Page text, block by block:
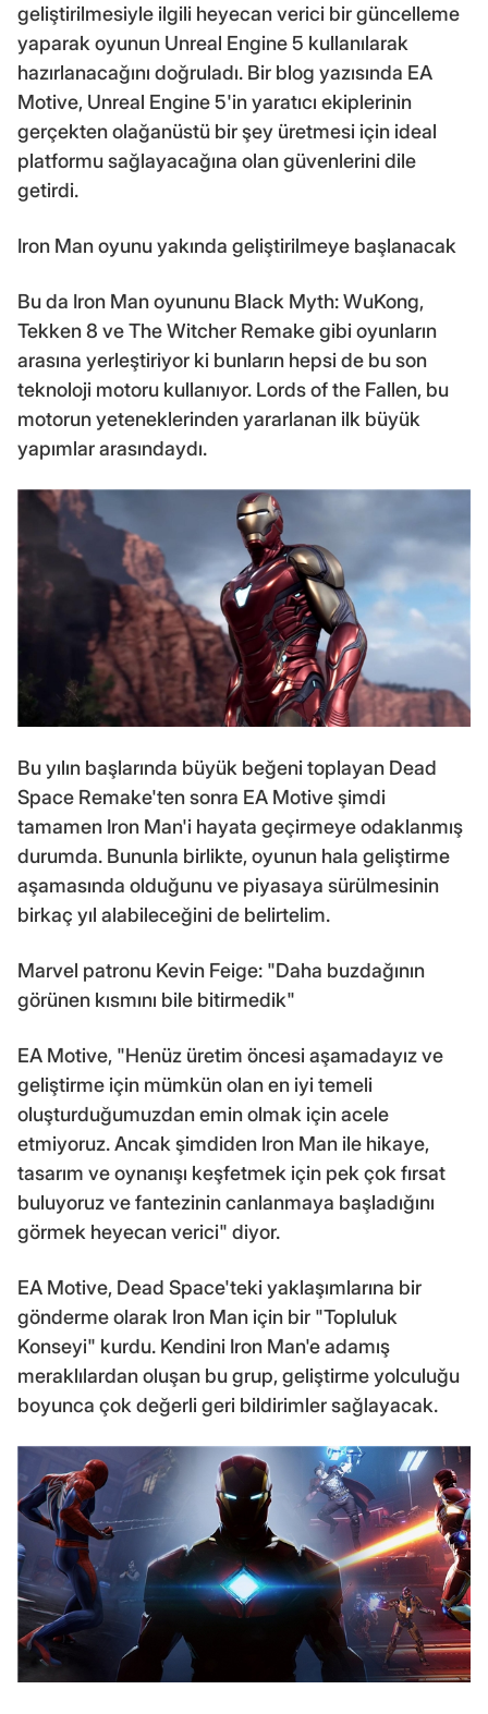
geliştirilmesiyle ilgili heyecan verici bir güncelleme
yaparak oyunun Unreal Engine 5 kullanılarak
hazırlanacağını doğruladı. Bir blog yazısında EA
Motive, Unreal Engine 5'in yaratıcı ekiplerinin
gerçekten olağanüstü bir şey üretmesi için ideal
platformu sağlayacağına olan güvenlerini dile
getirdi.
Iron Man oyunu yakında geliştirilmeye başlanacak
Bu da Iron Man oyununu Black Myth: WuKong,
Tekken 8 ve The Witcher Remake gibi oyunların
arasına yerleştiriyor ki bunların hepsi de bu son
teknoloji motoru kullanıyor. Lords of the Fallen, bu
motorun yeteneklerinden yararlanan ilk büyük
yapımlar arasındaydı.
Bu yılın başlarında büyük beğeni toplayan Dead
Space Remake'ten sonra EA Motive şimdi
tamamen Iron Man'i hayata geçirmeye odaklanmış
durumda. Bununla birlikte, oyunun hala geliştirme
aşamasında olduğunu ve piyasaya sürülmesinin
birkaç yıl alabileceğini de belirtelim.
Marvel patronu Kevin Feige: "Daha buzdağının
görünen kısmını bile bitirmedik"
EA Motive, "Henüz üretim öncesi aşamadayız ve
geliştirme için mümkün olan en iyi temeli
oluşturduğumuzdan emin olmak için acele
etmiyoruz. Ancak şimdiden Iron Man ile hikaye,
tasarım ve oynanışı keşfetmek için pek çok fırsat
buluyoruz ve fantezinin canlanmaya başladığını
görmek heyecan verici" diyor.
EA Motive, Dead Space'teki yaklaşımlarına bir
gönderme olarak Iron Man için bir "Topluluk
Konseyi" kurdu. Kendini Iron Man'e adamış
meraklılardan oluşan bu grup, geliştirme yolculuğu
boyunca çok değerli geri bildirimler sağlayacak.